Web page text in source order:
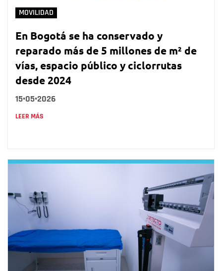
MOVILIDAD
En Bogotá se ha conservado y
reparado más de 5 millones de m² de
vías, espacio público y ciclorrutas
desde 2024
15•05•2026
LEER MÁS